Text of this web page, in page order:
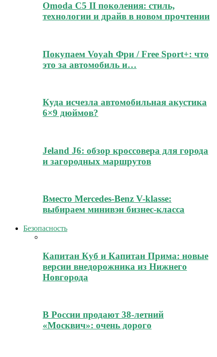
Omoda C5 II поколения: стиль,
технологии и драйв в новом прочтении
Покупаем Voyah Фри / Free Sport+: что
это за автомобиль и…
Куда исчезла автомобильная акустика
6×9 дюймов?
Jeland J6: обзор кроссовера для города
и загородных маршрутов
Вместо Mercedes-Benz V-klasse:
выбираем минивэн бизнес-класса
Безопасность
Капитан Куб и Капитан Прима: новые
версии внедорожника из Нижнего
Новгорода
В России продают 38-летний
«Москвич»: очень дорого